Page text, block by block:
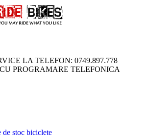
LA TELEFON: 0749.897.778
CU PROGRAMARE TELEFONICA
de stoc biciclete